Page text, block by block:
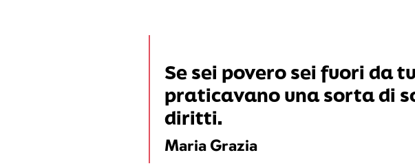
Se sei povero sei fuori da
praticavano una sorta di
diritti.
Maria Grazia